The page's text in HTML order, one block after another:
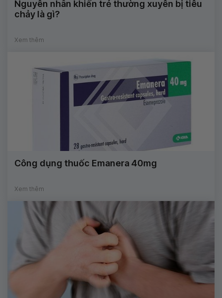
Nguyên nhân khiến trẻ thường xuyên bị tiêu
chảy là gì?
Xem thêm
Công dụng thuốc Emanera 40mg
Xem thêm